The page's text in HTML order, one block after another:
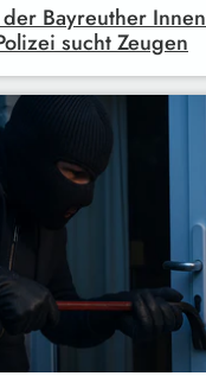
Bayreuther
sucht Zeugen